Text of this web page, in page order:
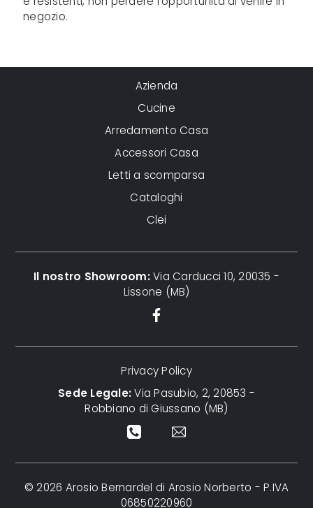
negozio.
Azienda
Cucine
Arredamento Casa
Accessori Casa
Letti a scomparsa
Cataloghi
Clei
Il nostro Showroom:Via Carducci 10, 20035 -
Lissone (MB)
Privacy Policy
Sede Legale:Via Pasubio, 2, 20853 -
Robbiano di Giussano (MB)
© 2026 Arosio Bernardel di Arosio Norberto - P.IVA
06850220960